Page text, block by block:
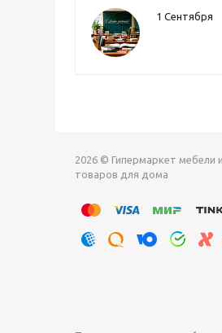
1 Сентября
2026 © Гипермаркет мебели и
товаров для дома